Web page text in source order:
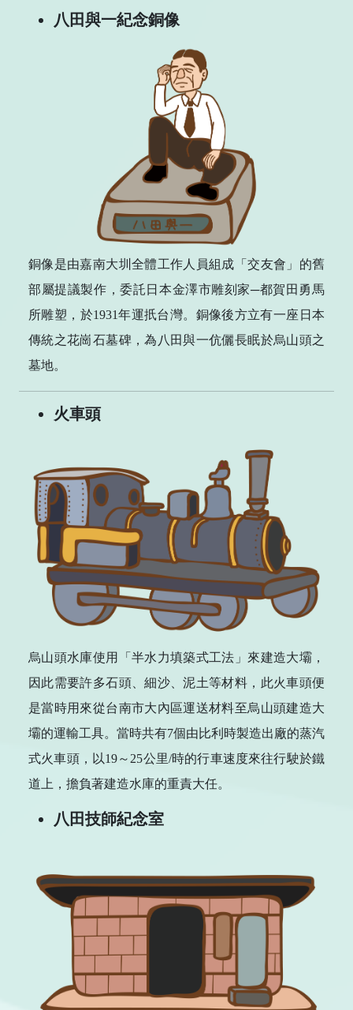
八田與一紀念銅像
銅像是由嘉南大圳全體工作人員組成「交友會」的舊
部屬提議製作，委託日本金澤市雕刻家─都賀田勇馬
所雕塑，於1931年運扺台灣。銅像後方立有一座日本
傳統之花崗石墓碑，為八田與一伉儷長眠於烏山頭之
墓地。
火車頭
烏山頭水庫使用「半水力填築式工法」來建造大壩，
因此需要許多石頭、細沙、泥土等材料，此火車頭便
是當時用來從台南市大內區運送材料至烏山頭建造大
壩的運輸工具。當時共有7個由比利時製造出廠的蒸汽
式火車頭，以19～25公里/時的行車速度來往行駛於鐵
道上，擔負著建造水庫的重責大任。
八田技師紀念室